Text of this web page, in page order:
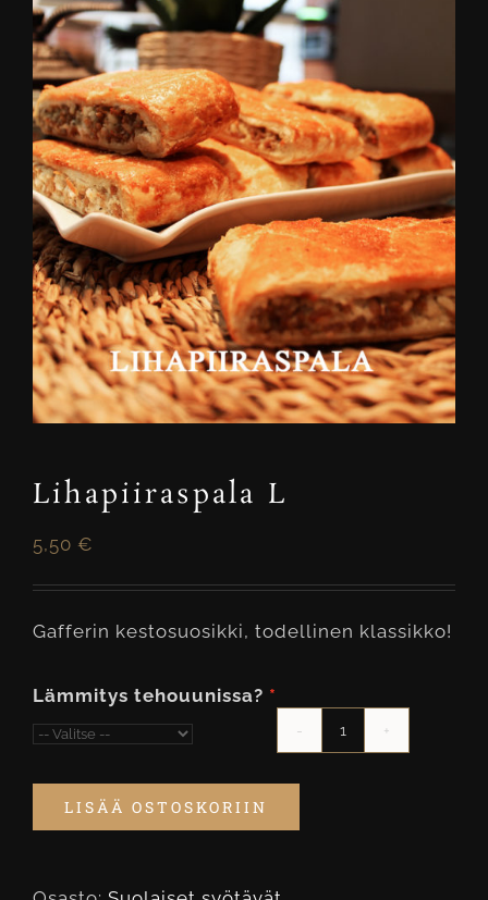
Lihapiiraspala L
5,50 €
Gafferin kestosuosikki, todellinen klassikko!
Lämmitys tehouunissa?
Lihapiiraspala
LISÄÄ OSTOSKORIIN